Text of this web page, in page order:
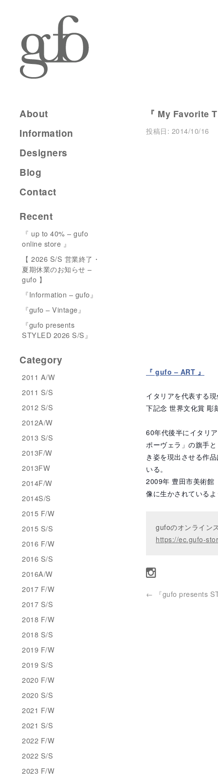
『 My Favorite
投稿日: 2014/10/16
『 gufo – ART 』
イタリアを代表する
下記念 世界文化賞 彫
60年代後半にイタリ
ポーヴェラ」の旗手
き姿を現出させる作
いる。
2009年 豊田市美術館
像に生かされている
gufoのオンライン
https://ec.gufo-
← 『gufo presents
About
Information
Designers
Blog
Contact
Recent
『 up to 40% – gufo
online store 』
【 2026 S/S 営業終了・
夏期休業のお知らせ –
gufo 】
『Information – gufo』
『gufo – Vintage』
『gufo presents
STYLED 2026 S/S』
Category
2011 A/W
2011 S/S
2012 S/S
2012A/W
2013 S/S
2013F/W
2013FW
2014F/W
2014S/S
2015 F/W
2015 S/S
2016 F/W
2016 S/S
2016A/W
2017 F/W
2017 S/S
2018 F/W
2018 S/S
2019 F/W
2019 S/S
2020 F/W
2020 S/S
2021 F/W
2021 S/S
2022 F/W
2022 S/S
2023 F/W